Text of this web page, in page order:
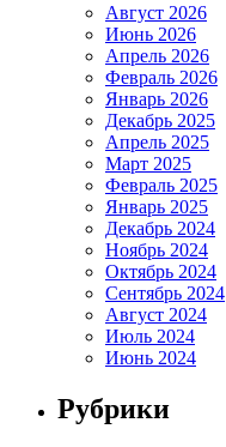
Август 2026
Июнь 2026
Апрель 2026
Февраль 2026
Январь 2026
Декабрь 2025
Апрель 2025
Март 2025
Февраль 2025
Январь 2025
Декабрь 2024
Ноябрь 2024
Октябрь 2024
Сентябрь 2024
Август 2024
Июль 2024
Июнь 2024
Рубрики